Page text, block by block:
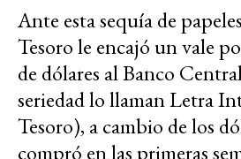
Ante esta sequía de
Tesoro le encajó un vale
de dólares al Banco
seriedad lo llaman Letra
Tesoro), a cambio de los
compró en las primeras